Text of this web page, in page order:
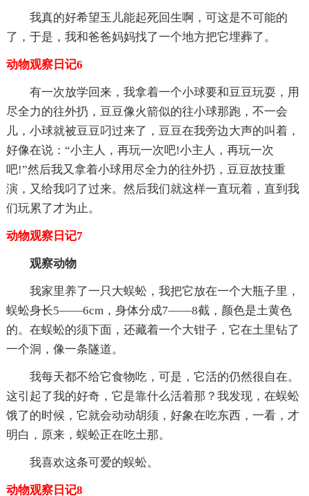
我真的好希望玉儿能起死回生啊，可这是不可能的
了，于是，我和爸爸妈妈找了一个地方把它埋葬了。
动物观察日记6
有一次放学回来，我拿着一个小球要和豆豆玩耍，用
尽全力的往外扔，豆豆像火箭似的往小球那跑，不一会
儿，小球就被豆豆叼过来了，豆豆在我旁边大声的叫着，
好像在说：“小主人，再玩一次吧!小主人，再玩一次
吧!”然后我又拿着小球用尽全力的往外扔，豆豆故技重
演，又给我叼了过来。然后我们就这样一直玩着，直到我
们玩累了才为止。
动物观察日记7
观察动物
我家里养了一只大蜈蚣，我把它放在一个大瓶子里，
蜈蚣身长5——6cm，身体分成7——8截，颜色是土黄色
的。在蜈蚣的须下面，还藏着一个大钳子，它在土里钻了
一个洞，像一条隧道。
我每天都不给它食物吃，可是，它活的仍然很自在。
这引起了我的好奇，它是靠什么活着那？我发现，在蜈蚣
饿了的时候，它就会动动胡须，好象在吃东西，一看，才
明白，原来，蜈蚣正在吃土那。
我喜欢这条可爱的蜈蚣。
动物观察日记8